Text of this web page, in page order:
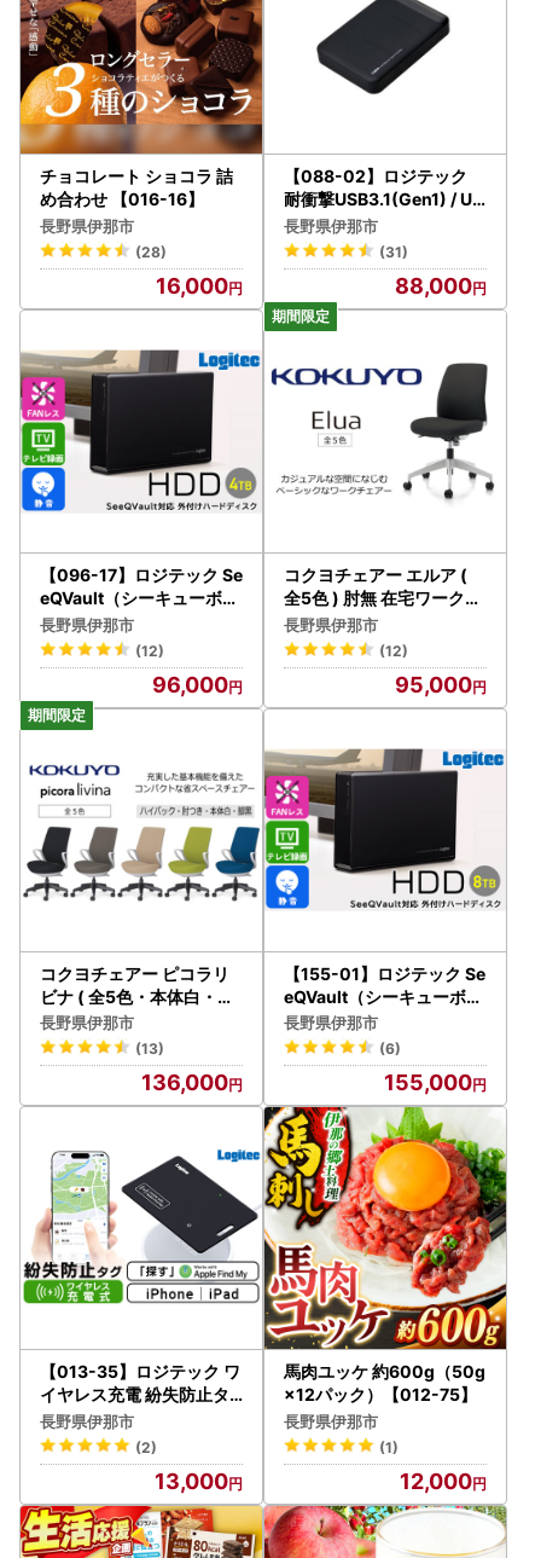
チョコレート ショコラ 詰
め合わせ 【016-16】
長野県伊那市
(28)
16,000
【088-02】ロジテック
耐衝撃USB3.1(Gen1) / US
B3.0対応のポータブルハ
ードディスク（HDD）[2T
B/ブラック]【LHD-PBM2
長野県伊那市
(31)
88,000
【096-17】ロジテック Se
eQVault（シーキューボル
ト）対応 テレビ録画用 3.5
インチ 外付けハードディ
スク 4TB【LHD-ENB040
長野県伊那市
(12)
96,000
コクヨチェアー エルア (
全5色 ) 肘無 在宅ワーク・
テレワークにお勧めの椅子
【095-01】
長野県伊那市
(12)
95,000
コクヨチェアー ピコラリ
ビナ ( 全5色・本体白・黒
脚 ) ハイバックタイプ 在
宅ワーク・テレワークにお
勧めの椅子【136-01】
長野県伊那市
(13)
136,000
【155-01】ロジテック Se
eQVault（シーキューボル
ト）対応 テレビ録画用 3.5
インチ 外付けハードディ
スク 8TB【LHD-ENB080
長野県伊那市
(6)
155,000
【013-35】ロジテック ワ
イヤレス充電 紛失防止タ
グ カード型 LGT-LWCST
CW01DB
長野県伊那市
(2)
13,000
馬肉ユッケ 約600g（50g
×12パック）【012-75】
長野県伊那市
(1)
12,000